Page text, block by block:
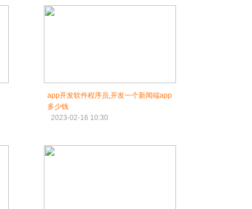
app开发软件程序员,开发一个新闻端app
多少钱
2023-02-16 10:30